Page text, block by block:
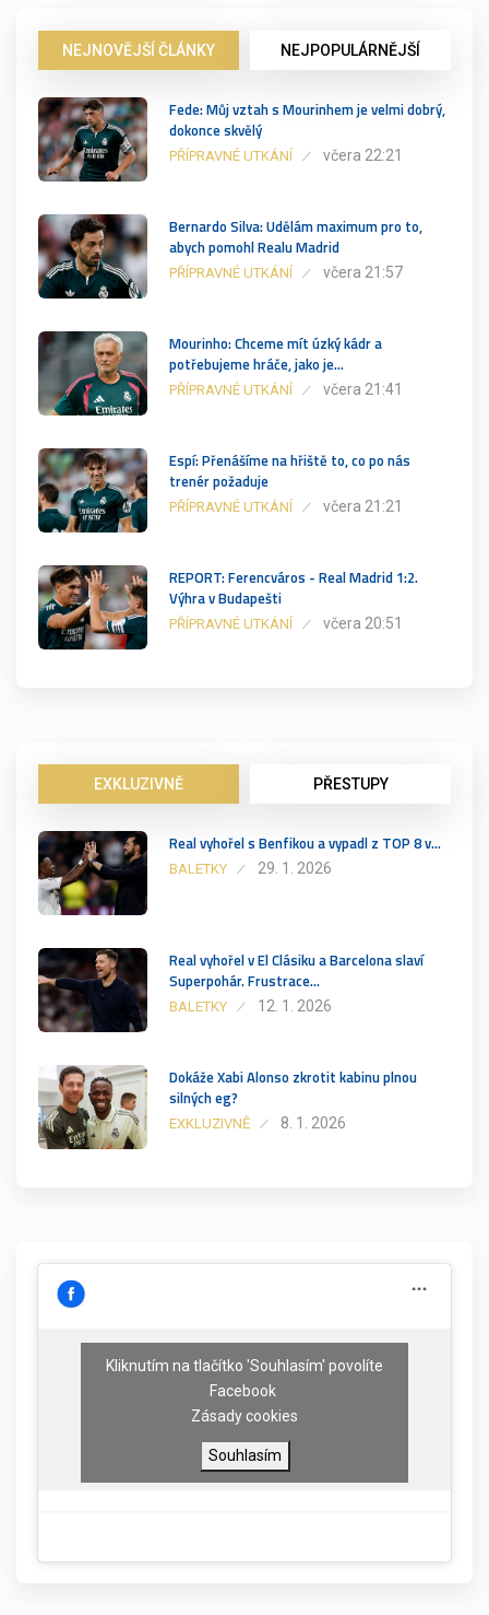
NEJNOVĚJŠÍ ČLÁNKY NEJPOPULÁRNĚJŠÍ
Fede: Můj vztah s Mourinhem je velmi dobrý,
dokonce skvělý
PŘÍPRAVNÉ UTKÁNÍ včera 22:21
Bernardo Silva: Udělám maximum pro to,
abych pomohl Realu Madrid
PŘÍPRAVNÉ UTKÁNÍ včera 21:57
Mourinho: Chceme mít úzký kádr a
potřebujeme hráče, jako je…
PŘÍPRAVNÉ UTKÁNÍ včera 21:41
Espí: Přenášíme na hřiště to, co po nás
trenér požaduje
PŘÍPRAVNÉ UTKÁNÍ včera 21:21
REPORT: Ferencváros - Real Madrid 1:2.
Výhra v Budapešti
PŘÍPRAVNÉ UTKÁNÍ včera 20:51
EXKLUZIVNĚ PŘESTUPY
Real vyhořel s Benfikou a vypadl z TOP 8 v…
BALETKY 29. 1. 2026
Real vyhořel v El Clásiku a Barcelona slaví
Superpohár. Frustrace…
BALETKY 12. 1. 2026
Dokáže Xabi Alonso zkrotit kabinu plnou
silných eg?
EXKLUZIVNĚ 8. 1. 2026
Kliknutím na tlačítko 'Souhlasím' povolíte
Facebook
Zásady cookies
Souhlasím